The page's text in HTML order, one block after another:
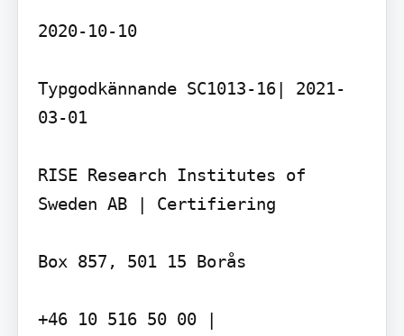
2020-10-10
Typgodkännande SC1013-16| 2021-
03-01
RISE Research Institutes of
Sweden AB | Certifiering
Box 857, 501 15 Borås
+46 10 516 50 00 |